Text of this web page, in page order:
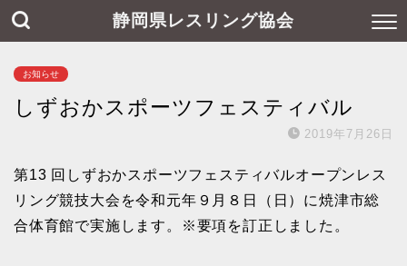
静岡県レスリング協会
お知らせ
しずおかスポーツフェスティバル
2019年7月26日
第13 回しずおかスポーツフェスティバルオープンレス
リング競技大会を令和元年９月８日（日）に焼津市総
合体育館で実施します。※要項を訂正しました。